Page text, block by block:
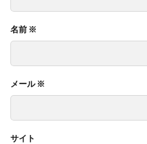
名前 ※
メール※
サイト